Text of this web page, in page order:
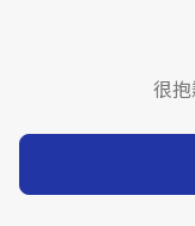
很抱